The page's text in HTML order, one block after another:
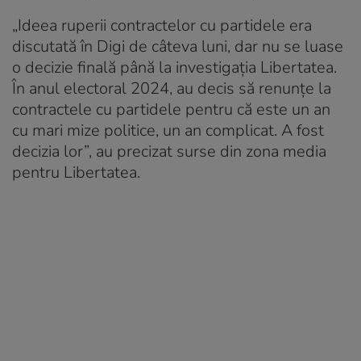
„Ideea ruperii contractelor cu partidele era
discutată în Digi de câteva luni, dar nu se luase
o decizie finală până la investigația Libertatea.
În anul electoral 2024, au decis să renunțe la
contractele cu partidele pentru că este un an
cu mari mize politice, un an complicat. A fost
decizia lor”, au precizat surse din zona media
pentru Libertatea.